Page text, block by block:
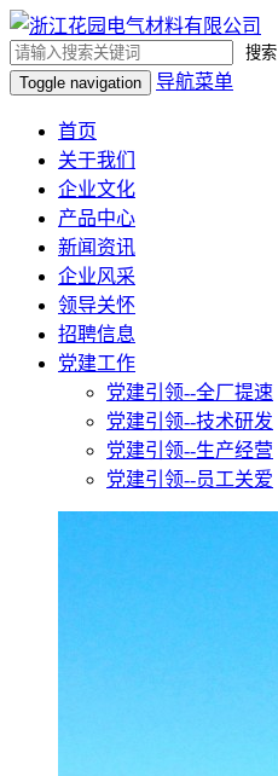
搜索
Toggle navigation
导航菜单
首页
关于我们
企业文化
产品中心
新闻资讯
企业风采
领导关怀
招聘信息
党建工作
党建引领--全厂提速
党建引领--技术研发
党建引领--生产经营
党建引领--员工关爱